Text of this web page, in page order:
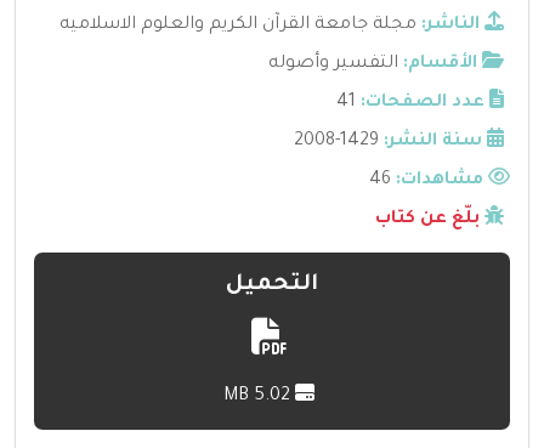
الناشر: مجلة جامعة القرآن الكريم والعلوم الاسلاميه
الأقسام: التفسير وأصوله
عدد الصفحات: 41
سنة النشر: 1429-2008
مشاهدات:
بلّغ عن كتاب
التحميل